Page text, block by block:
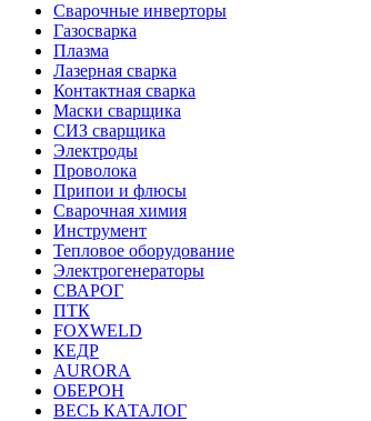
Сварочные инверторы
Газосварка
Плазма
Лазерная сварка
Контактная сварка
Маски сварщика
СИЗ сварщика
Электроды
Проволока
Припои и флюсы
Сварочная химия
Инструмент
Тепловое оборудование
Электрогенераторы
СВАРОГ
ПТК
FOXWELD
КЕДР
AURORA
ОБЕРОН
ВЕСЬ КАТАЛОГ